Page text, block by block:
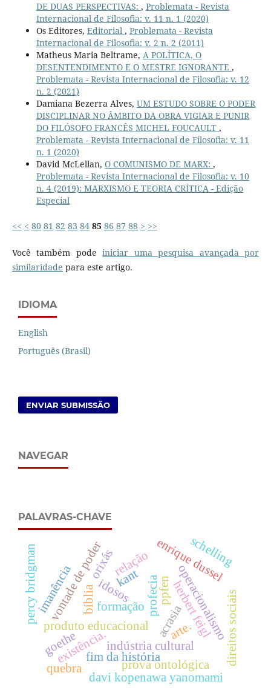
DE DUAS PERSPECTIVAS: , Problemata - Revista
Internacional de Filosofia: v. 11 n. 1 (2020)
Os Editores, Editorial , Problemata - Revista
Internacional de Filosofia: v. 2 n. 2 (2011)
Matheus Maria Beltrame, A POLÍTICA, O
DESENTENDIMENTO E O MESTRE IGNORANTE ,
Problemata - Revista Internacional de Filosofia: v. 12
n. 2 (2021)
Damiana Bezerra Alves, UM ESTUDO SOBRE O PODER
DISCIPLINAR NO ÂMBITO DA OBRA VIGIAR E PUNIR
DO FILÓSOFO FRANCÊS MICHEL FOUCAULT ,
Problemata - Revista Internacional de Filosofia: v. 11
n. 1 (2020)
David McLellan, O COMUNISMO DE MARX: ,
Problemata - Revista Internacional de Filosofia: v. 10
n. 4 (2019): MARXISMO E TEORIA CRÍTICA - Edição
Especial
<< < 80 81 82 83 84 85 86 87 88 > >>
Você também podeiniciar uma pesquisa avançada por
similaridade para este artigo.
IDIOMA
English
Português (Brasil)
ENVIAR SUBMISSÃO
NAVEGAR
PALAVRAS-CHAVE
kant
herbert feigl
bíblia profecia
produto educacional
relação
vontade de poder acrasia
formação
indústria cultural
operacionalismo
percy bridgman
fim da história
idosos direitos sociais
enrique dussel
arte.
schelling
prova ontológica
existência.
davi kopenawa yanomami
goethe
imanência
quebra
ppfen
orixás